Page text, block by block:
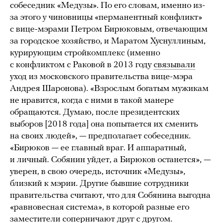
собеседник «Медузы». По его словам, именно из-
за этого у чиновницы «перманентный конфликт»
с вице-мэрами Петром Бирюковым, отвечающим
за городское хозяйство, и Маратом Хуснуллиным,
курирующим стройкомплекс (именно
с конфликтом с Раковой в 2013 годусвязывали
уход из московского правительства вице-мэра
Андрея Шаронова). «Взрослым богатым мужикам
не нравится, когда с ними в такой манере
обращаются. Думаю, после президентских
выборов [2018 года] она попытается их сменить
на своих людей», — предполагает собеседник.
«Бирюков — ее главный враг. И аппаратный,
и личный. Собянин уйдет, а Бирюков останется», —
уверен, в свою очередь, источник «Медузы»,
близкий к мэрии. Другие бывшие сотрудники
правительства считают, что для Собянина выгодна
«равновесная система», в которой разные его
заместители соперничают друг с другом.